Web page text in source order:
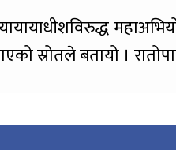
स्रोतले बतायो ।